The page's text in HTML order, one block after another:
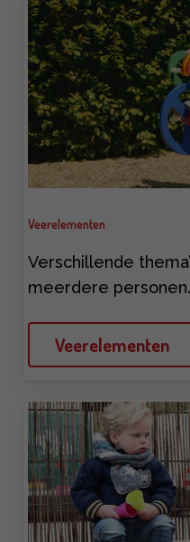
Veerelementen
Verschillende
meerdere personen.
Learn
more
Veerelementen
Learn
more